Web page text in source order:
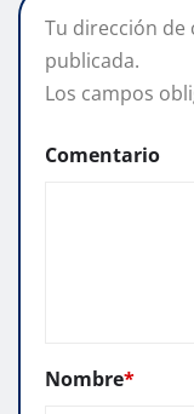
Tu dirección
publicada.
Los campos
Comentario
Nombre*